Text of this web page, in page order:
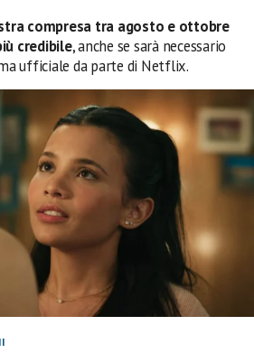
compresa tra agosto e ottobre
credibile, anche se sarà necessario
ufficiale da parte di Netflix.